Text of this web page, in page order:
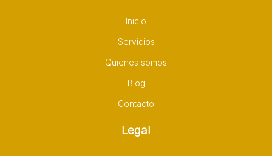
Inicio
Servicios
Quienes somos
Blog
Contacto
Legal